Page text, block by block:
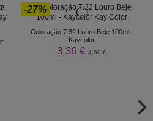
-27%
Coloração 7.32 Louro Beje 100ml -
Kaycolor
3,36 € 4,60 €